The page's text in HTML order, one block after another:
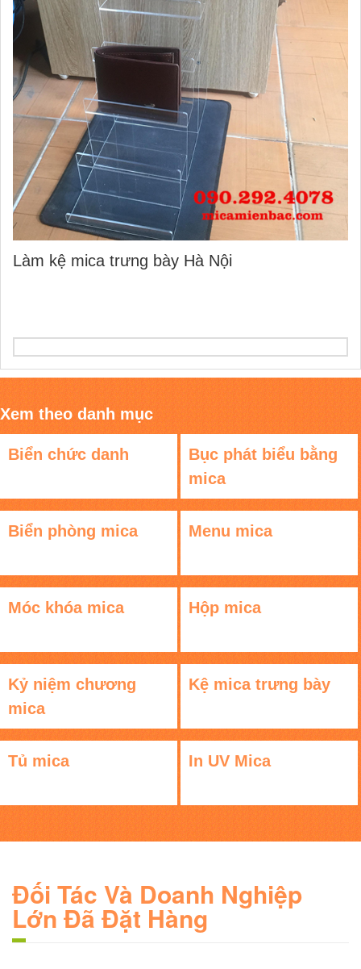
Làm kệ mica trưng bày Hà Nội
Xem theo danh mục
Biển chức danh
Bục phát biểu bằng
mica
Biển phòng mica Menu mica
Móc khóa mica Hộp mica
Kỷ niệm chương
mica
Kệ mica trưng bày
Tủ mica In UV Mica
Đối Tác Và Doanh Nghiệp
Lớn Đã Đặt Hàng